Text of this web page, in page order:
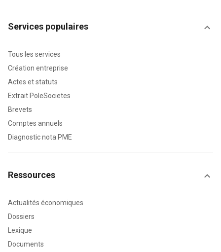
Services populaires
Tous les services
Création entreprise
Actes et statuts
Extrait PoleSocietes
Brevets
Comptes annuels
Diagnostic nota PME
Ressources
Actualités économiques
Dossiers
Lexique
Documents